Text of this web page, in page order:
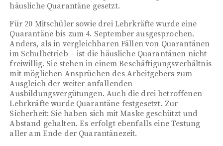
häusliche Quarantäne gesetzt.
Für 20 Mitschüler sowie drei Lehrkräfte wurde eine
Quarantäne bis zum 4. September ausgesprochen.
Anders, als in vergleichbaren Fällen von Quarantänen
im Schulbetrieb – ist die häusliche Quarantänen nicht
freiwillig. Sie stehen in einem Beschäftigungsverhältnis
mit möglichen Ansprüchen des Arbeitgebers zum
Ausgleich der weiter anfallenden
Ausbildungsvergütungen. Auch die drei betroffenen
Lehrkräfte wurde Quarantäne festgesetzt. Zur
Sicherheit: Sie haben sich mit Maske geschützt und
Abstand gehalten. Es erfolgt ebenfalls eine Testung
aller am Ende der Quarantänezeit.